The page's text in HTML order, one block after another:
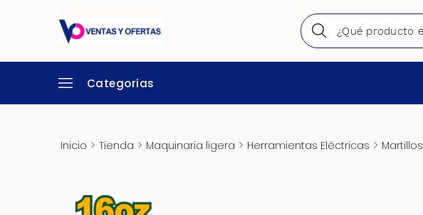
Categorias
Inicio > Tienda > Maquinaria ligera > Herramientas Eléctricas > Martillos